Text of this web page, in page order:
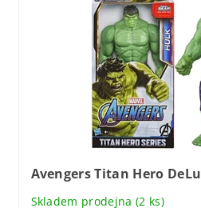
Avengers Titan Hero
Skladem prodejna (2 ks)